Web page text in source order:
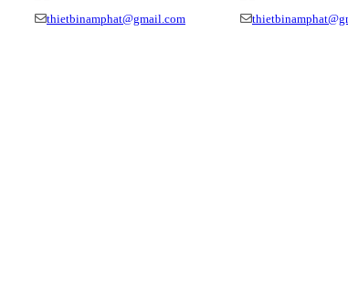
thietbinamphat@gmail.com